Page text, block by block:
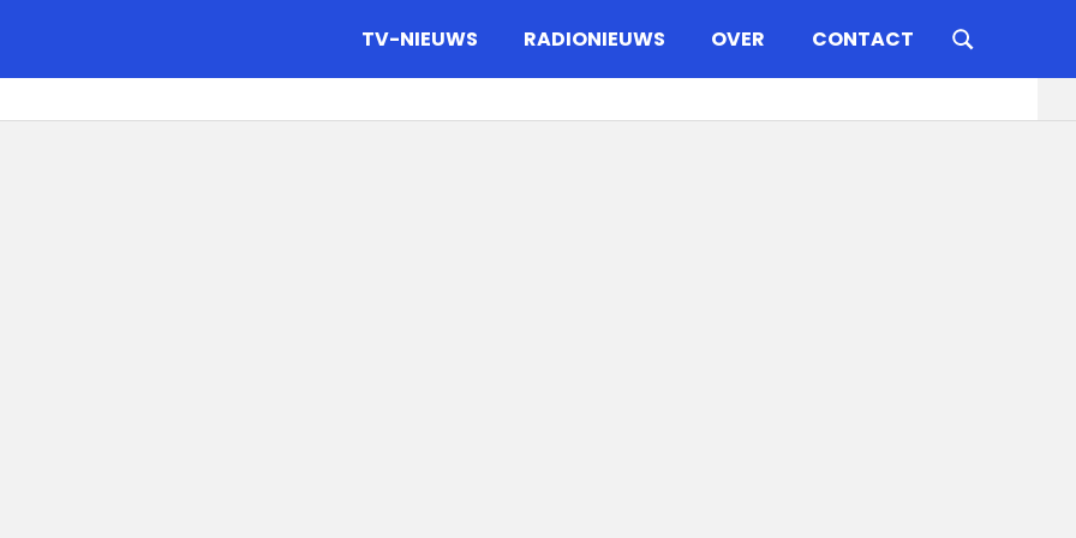
TV-NIEUWS RADIONIEUWS OVER CONTACT